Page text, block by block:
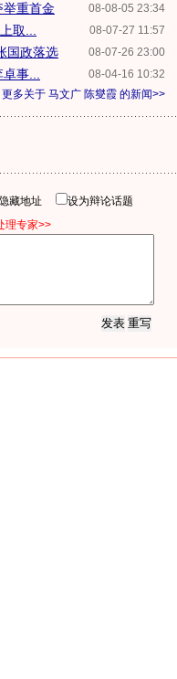
08-08-05 23:34
重首金
08-07-27 11:57
取...
08-07-26 23:00
国政落选
08-04-16 10:32
事...
更多关于 马文广 陈燮霞 的新闻>>
藏地址
设为辩论话题
理专家>>